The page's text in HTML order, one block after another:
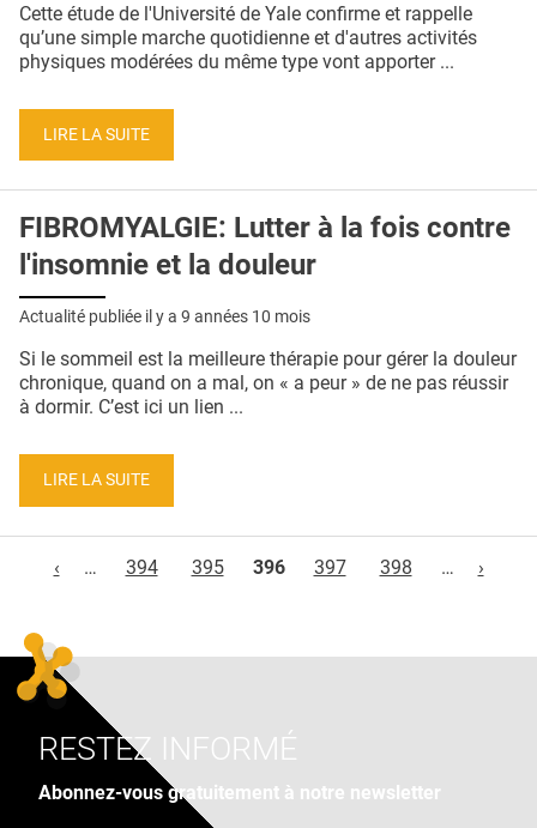
Cette étude de l'Université de Yale confirme et rappelle
qu’une simple marche quotidienne et d'autres activités
physiques modérées du même type vont apporter ...
LIRE LA SUITE
FIBROMYALGIE: Lutter à la fois contre
l'insomnie et la douleur
Actualité publiée il y a 9 années 10 mois
Si le sommeil est la meilleure thérapie pour gérer la douleur
chronique, quand on a mal, on « a peur » de ne pas réussir
à dormir. C’est ici un lien ...
LIRE LA SUITE
‹
… 394 395 396 397 398 … ›
RESTEZ INFORMÉ
Abonnez-vous gratuitement à notre newsletter